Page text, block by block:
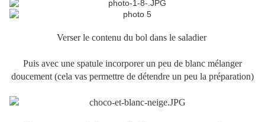
Verser le contenu du bol dans le saladier
Puis avec une spatule incorporer un peu de blanc mélanger
doucement (cela vas permettre de détendre un peu la préparation)